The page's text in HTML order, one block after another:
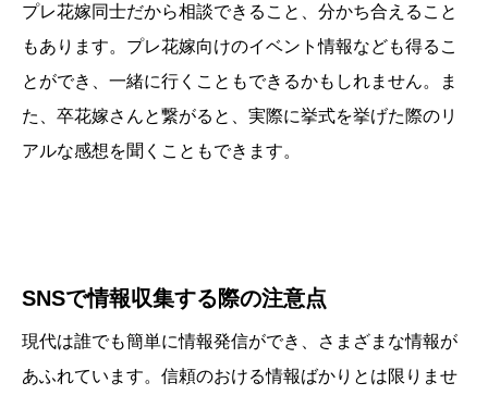
プレ花嫁同士だから相談できること、分かち合えること
もあります。プレ花嫁向けのイベント情報なども得るこ
とができ、一緒に行くこともできるかもしれません。ま
た、卒花嫁さんと繋がると、実際に挙式を挙げた際のリ
アルな感想を聞くこともできます。
SNSで情報収集する際の注意点
現代は誰でも簡単に情報発信ができ、さまざまな情報が
あふれています。信頼のおける情報ばかりとは限りませ